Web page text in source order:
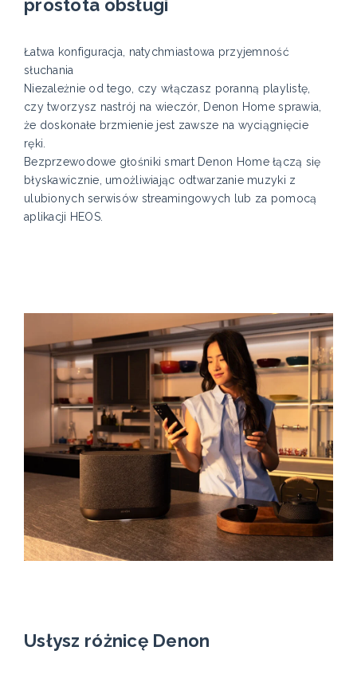
prostota obsługi
Łatwa konfiguracja, natychmiastowa przyjemność
słuchania
Niezależnie od tego, czy włączasz poranną playlistę,
czy tworzysz nastrój na wieczór, Denon Home sprawia,
że doskonałe brzmienie jest zawsze na wyciągnięcie
ręki.
Bezprzewodowe głośniki smart Denon Home łączą się
błyskawicznie, umożliwiając odtwarzanie muzyki z
ulubionych serwisów streamingowych lub za pomocą
aplikacji HEOS.
Usłysz różnicę Denon